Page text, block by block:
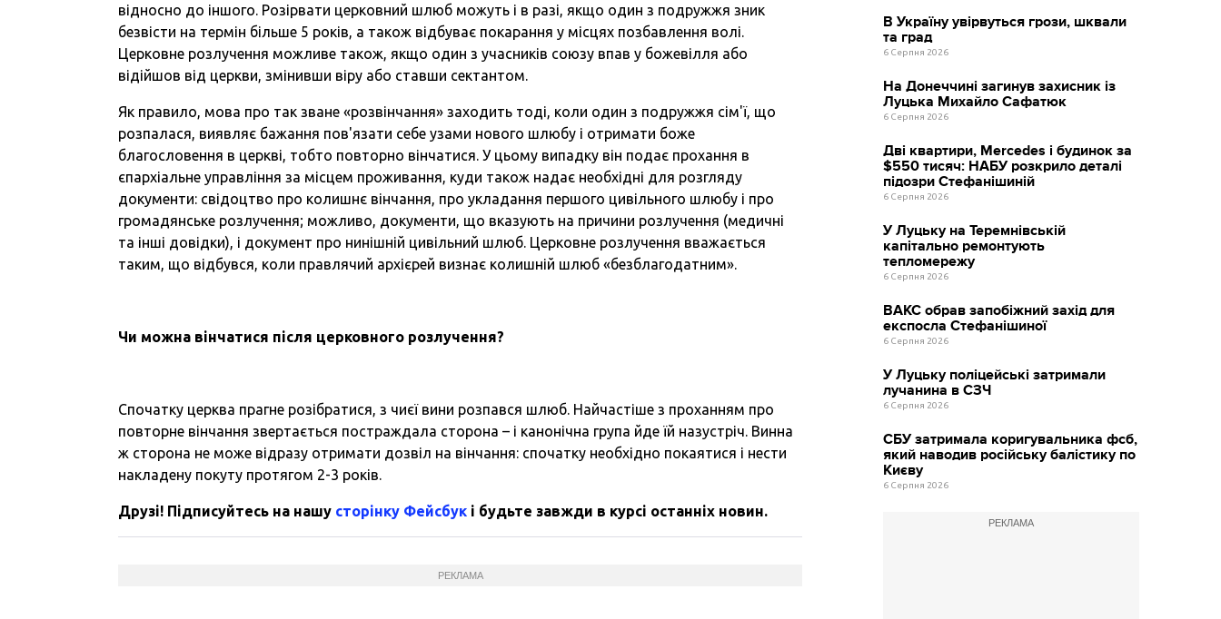
відносно до іншого. Розірвати церковний шлюб можуть і в разі, якщо один з подружжя зник
безвісти на термін більше 5 років, а також відбуває покарання у місцях позбавлення волі.
Церковне розлучення можливе також, якщо один з учасників союзу впав у божевілля або
відійшов від церкви, змінивши віру або ставши сектантом.
Як правило, мова про так зване «розвінчання» заходить тоді, коли один з подружжя сім'ї, що
розпалася, виявляє бажання пов'язати себе узами нового шлюбу і отримати боже
благословення в церкві, тобто повторно вінчатися. У цьому випадку він подає прохання в
єпархіальне управління за місцем проживання, куди також надає необхідні для розгляду
документи: свідоцтво про колишнє вінчання, про укладання першого цивільного шлюбу і про
громадянське розлучення; можливо, документи, що вказують на причини розлучення (медичні
та інші довідки), і документ про нинішній цивільний шлюб. Церковне розлучення вважається
таким, що відбувся, коли правлячий архієрей визнає колишній шлюб «безблагодатним».
Чи можна вінчатися після церковного розлучення?
Спочатку церква прагне розібратися, з чиєї вини розпався шлюб. Найчастіше з проханням про
повторне вінчання звертається постраждала сторона – і канонічна група йде їй назустріч. Винна
ж сторона не може відразу отримати дозвіл на вінчання: спочатку необхідно покаятися і нести
накладену покуту протягом 2-3 років.
Друзі! Підписуйтесь на нашу сторінку Фейсбук і будьте завжди в курсі останніх новин.
РЕКЛАМА
В Україну увірвуться грози, шквали
та град
6 Серпня 2026
На Донеччині загинув захисник із
Луцька Михайло Сафатюк
6 Серпня 2026
Дві квартири, Mercedes і будинок за
$550 тисяч: НАБУ розкрило деталі
підозри Стефанішиній
6 Серпня 2026
У Луцьку на Теремнівській
капітально ремонтують
тепломережу
6 Серпня 2026
ВАКС обрав запобіжний захід для
експосла Стефанішиної
6 Серпня 2026
У Луцьку поліцейські затримали
лучанина в СЗЧ
6 Серпня 2026
СБУ затримала коригувальника фсб,
який наводив російську балістику по
Києву
6 Серпня 2026
РЕКЛАМА